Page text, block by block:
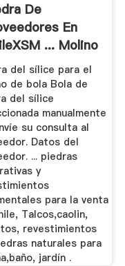
De
En
... Molino
del sílice para el
de bola Bola de
del sílice
manualmente
su consulta al
Datos del
... piedras
y
para la venta
Talcos,caolin,
revestimientos
naturales para
jardín .